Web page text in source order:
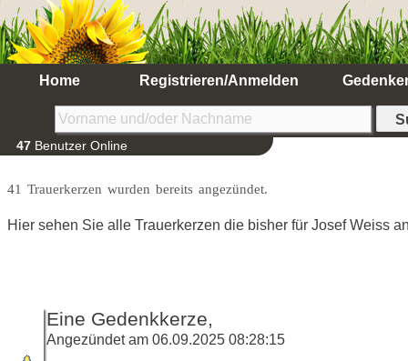
Home Registrieren/Anmelden
47 Benutzer Online
41 Trauerkerzen wurden bereits angezündet.
Hier sehen Sie alle Trauerkerzen die bisher für Josef Weiss
Eine Gedenkkerze,
Angezündet am 06.09.2025 08:28:15